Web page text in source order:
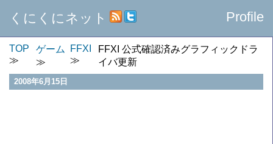
くにくにネット Profile
TOP ゲーム FFXI
FFXI 公式確認済みグラフィックドラ
イバ更新
2008年6月15日